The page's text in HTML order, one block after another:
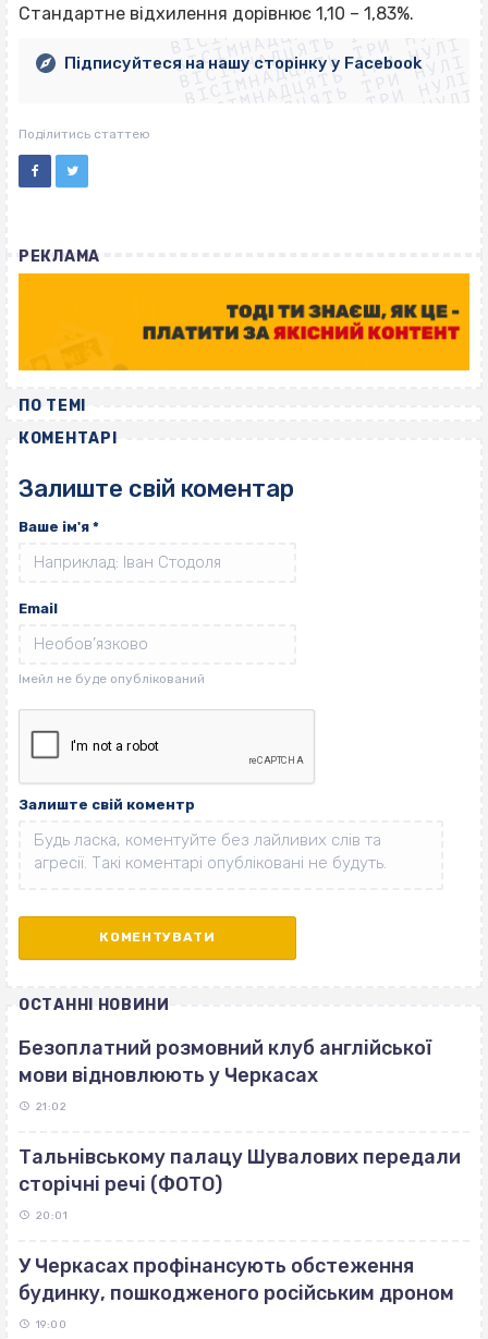
Стандартне відхилення дорівнює 1,10 – 1,83%.
ВІСІМНАДЦЯТЬ ТРИ НУЛІ
ВІСІМНАДЦЯТЬ ТРИ НУЛІ
ВІСІМНАДЦЯТЬ ТРИ НУЛІ
ВІСІМНАДЦЯТЬ ТРИ НУЛІ
ВІСІМНАДЦЯТЬ ТРИ НУЛІ
ВІСІМНАДЦЯТЬ ТРИ НУЛІ
ВІСІМНАДЦЯТЬ ТРИ НУЛІ
Підписуйтеся на нашу сторінку у Facebook
Поділитись статтею
РЕКЛАМА
ПО ТЕМІ
КОМЕНТАРІ
Залиште свій коментар
Ваше ім'я *
Email
Залиште свій коментр
ОСТАННІ НОВИНИ
Безоплатний розмовний клуб англійської
мови відновлюють у Черкасах
21:02
Тальнівському палацу Шувалових передали
сторічні речі (ФОТО)
20:01
У Черкасах профінансують обстеження
будинку, пошкодженого російським дроном
19:00